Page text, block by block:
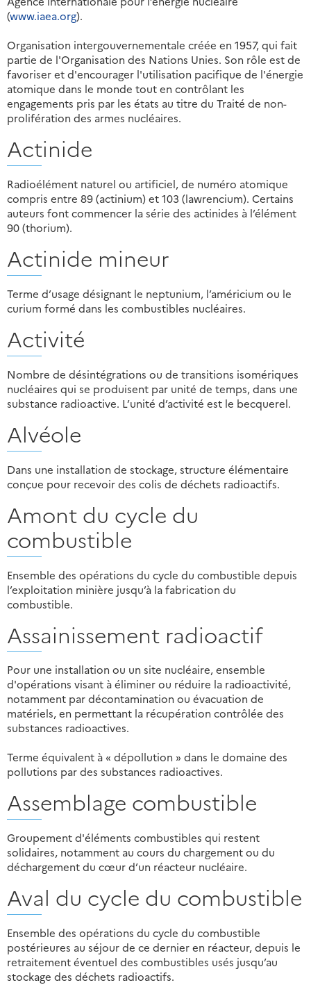
(www.iaea.org).
Organisation intergouvernementale créée en 1957, qui fait
partie de l'Organisation des Nations Unies. Son rôle est de
favoriser et d'encourager l'utilisation pacifique de l'énergie
atomique dans le monde tout en contrôlant les
engagements pris par les états au titre du Traité de non-
prolifération des armes nucléaires.
Actinide
Radioélément naturel ou artificiel, de numéro atomique
compris entre 89 (actinium) et 103 (lawrencium). Certains
auteurs font commencer la série des actinides à l’élément
90 (thorium).
Actinide mineur
Terme d’usage désignant le neptunium, l’américium ou le
curium formé dans les combustibles nucléaires.
Activité
Nombre de désintégrations ou de transitions isomériques
nucléaires qui se produisent par unité de temps, dans une
substance radioactive. L’unité d’activité est le becquerel.
Alvéole
Dans une installation de stockage, structure élémentaire
conçue pour recevoir des colis de déchets radioactifs.
Amont du cycle du
combustible
Ensemble des opérations du cycle du combustible depuis
l’exploitation minière jusqu’à la fabrication du
combustible.
Assainissement radioactif
Pour une installation ou un site nucléaire, ensemble
d'opérations visant à éliminer ou réduire la radioactivité,
notamment par décontamination ou évacuation de
matériels, en permettant la récupération contrôlée des
substances radioactives.
Terme équivalent à « dépollution » dans le domaine des
pollutions par des substances radioactives.
Assemblage combustible
Groupement d'éléments combustibles qui restent
solidaires, notamment au cours du chargement ou du
déchargement du cœur d’un réacteur nucléaire.
Aval du cycle du combustible
Ensemble des opérations du cycle du combustible
postérieures au séjour de ce dernier en réacteur, depuis le
retraitement éventuel des combustibles usés jusqu’au
stockage des déchets radioactifs.